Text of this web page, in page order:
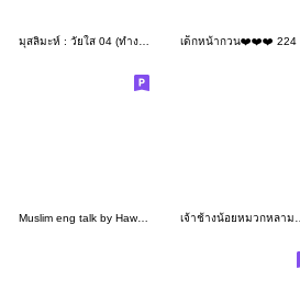
เด็กหน้ากวน❤️❤️❤️ 224
Muslim eng talk by Hawa H.